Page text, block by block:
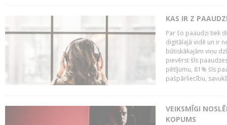
KAS IR Z
Par šo paaudzi tiek
digitālajā vidē un ir
būtiskākajām viņu
pievērst šīs
pētījumu, 81% šīs
pašpārliecību,
VEIKSMĪGI
KOPUMS